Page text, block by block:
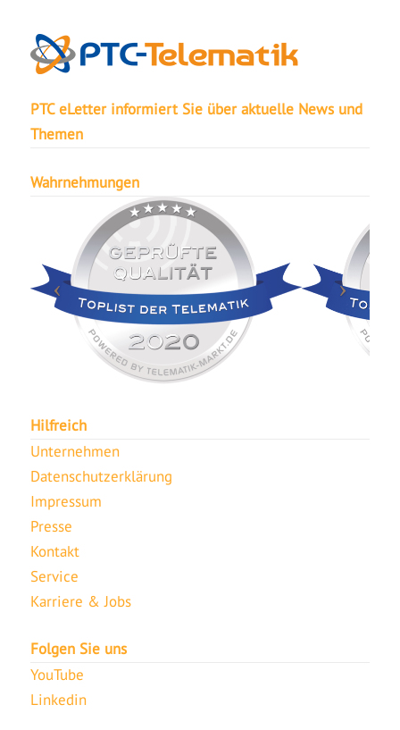
PTC eLetter informiert Sie über aktuelle News und
Themen
Wahrnehmungen
Hilfreich
Unternehmen
Datenschutzerklärung
Impressum
Presse
Kontakt
Service
Karriere & Jobs
Folgen Sie uns
YouTube
Linkedin